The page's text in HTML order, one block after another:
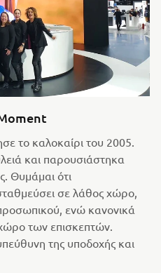
το καλοκαίρι του 2005.
και παρουσιάστηκα
Θυμάμαι ότι
σε λάθος χώρο,
ενώ κανονικά
των επισκεπτών.
της υποδοχής και